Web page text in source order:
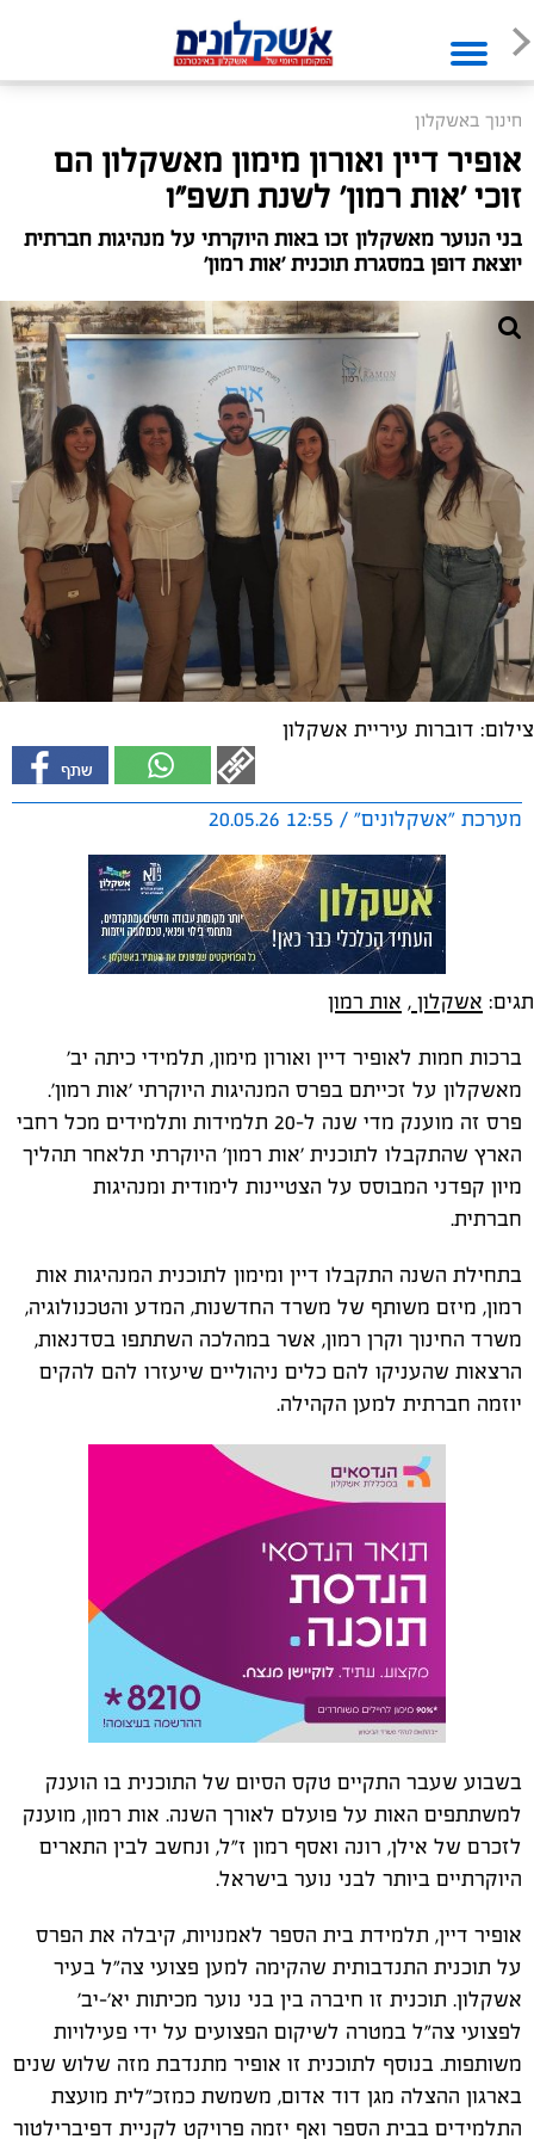
חינוך באשקלון
אופיר דיין ואורון מימון מאשקלון הם
זוכי 'אות רמון' לשנת תשפ"ו
בני הנוער מאשקלון זכו באות היוקרתי על מנהיגות חברתית
יוצאת דופן במסגרת תוכנית 'אות רמון'
צילום: דוברות עיריית אשקלון
מערכת "אשקלונים" / 12:55 20.05.26
תגים: אשקלון , אות רמון
ברכות חמות לאופיר דיין ואורון מימון, תלמידי כיתה יב'
מאשקלון על זכייתם בפרס המנהיגות היוקרתי 'אות רמון'.
פרס זה מוענק מדי שנה ל-20 תלמידות ותלמידים מכל רחבי
הארץ שהתקבלו לתוכנית 'אות רמון' היוקרתי תלאחר תהליך
מיון קפדני המבוסס על הצטיינות לימודית ומנהיגות
חברתית.
בתחילת השנה התקבלו דיין ומימון לתוכנית המנהיגות אות
רמון, מיזם משותף של משרד החדשנות, המדע והטכנולוגיה,
משרד החינוך וקרן רמון, אשר במהלכה השתתפו בסדנאות,
הרצאות שהעניקו להם כלים ניהוליים שיעזרו להם להקים
יוזמה חברתית למען הקהילה.
בשבוע שעבר התקיים טקס הסיום של התוכנית בו הוענק
למשתתפים האות על פועלם לאורך השנה. אות רמון, מוענק
לזכרם של אילן, רונה ואסף רמון ז"ל, ונחשב לבין התארים
היוקרתיים ביותר לבני נוער בישראל.
אופיר דיין, תלמידת בית הספר לאמנויות, קיבלה את הפרס
על תוכנית התנדבותית שהקימה למען פצועי צה"ל בעיר
אשקלון. תוכנית זו חיברה בין בני נוער מכיתות יא'-יב'
לפצועי צה"ל במטרה לשיקום הפצועים על ידי פעילויות
משותפות. בנוסף לתוכנית זו אופיר מתנדבת מזה שלוש שנים
בארגון ההצלה מגן דוד אדום, משמשת כמזכ"לית מועצת
התלמידים בבית הספר ואף יזמה פרויקט לקניית דפיברילטור